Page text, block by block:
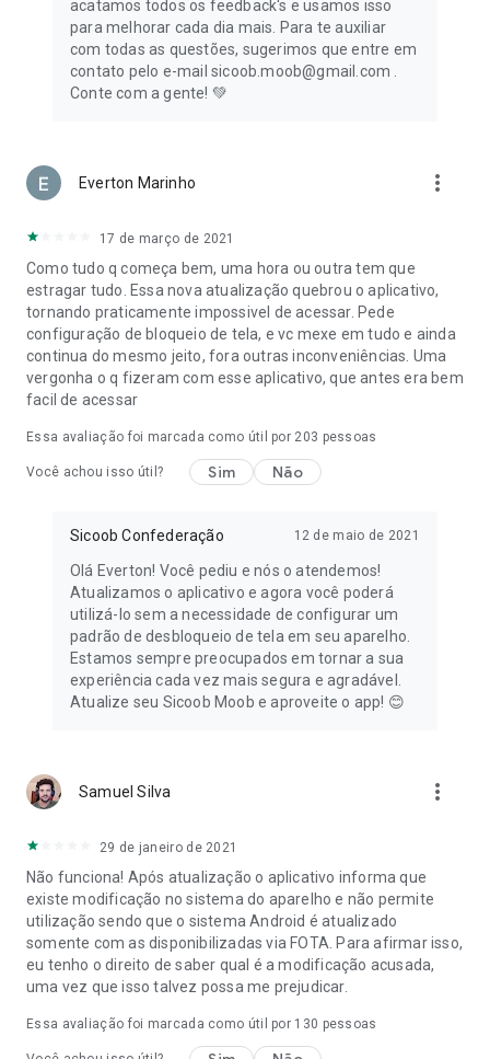
acatamos todos os feedback's e usamos isso
para melhorar cada dia mais. Para te auxiliar
com todas as questões, sugerimos que entre em
contato pelo e-mail sicoob.moob@gmail.com .
Conte com a gente! 💚
Everton Marinho more_vert
17 de março de 2021
Como tudo q começa bem, uma hora ou outra tem que
estragar tudo. Essa nova atualização quebrou o aplicativo,
tornando praticamente impossivel de acessar. Pede
configuração de bloqueio de tela, e vc mexe em tudo e ainda
continua do mesmo jeito, fora outras inconveniências. Uma
vergonha o q fizeram com esse aplicativo, que antes era bem
facil de acessar
Essa avaliação foi marcada como útil por 203 pessoas
Você achou isso útil? Sim Não
Sicoob Confederação 12 de maio de 2021
Olá Everton! Você pediu e nós o atendemos!
Atualizamos o aplicativo e agora você poderá
utilizá-lo sem a necessidade de configurar um
padrão de desbloqueio de tela em seu aparelho.
Estamos sempre preocupados em tornar a sua
experiência cada vez mais segura e agradável.
Atualize seu Sicoob Moob e aproveite o app! 😊
Samuel Silva more_vert
29 de janeiro de 2021
Não funciona! Após atualização o aplicativo informa que
existe modificação no sistema do aparelho e não permite
utilização sendo que o sistema Android é atualizado
somente com as disponibilizadas via FOTA. Para afirmar isso,
eu tenho o direito de saber qual é a modificação acusada,
uma vez que isso talvez possa me prejudicar.
Essa avaliação foi marcada como útil por 130 pessoas